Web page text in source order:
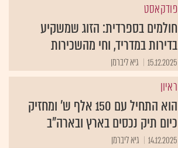
פודקאסט
חולמים בספרדית: הזוג שמשקיע
בדירות במדריד, וחי מהשכירות
15.12.2025 גיא ליברמן
ראיון
הוא התחיל עם 150 אלף ש' ומחזיק
כיום תיק נכסים בארץ ובארה"ב
14.12.2025 גיא ליברמן